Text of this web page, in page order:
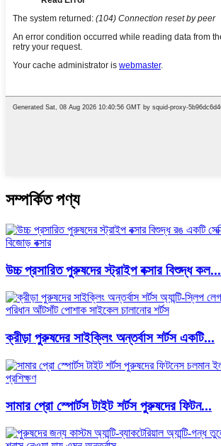
সম্পর্কিত পণ্য
উচ্চ প্রসারিত পুরুষদের স্ট্রাইপ বক্সার বিশুদ্ধ কল...
ক্রীড়া পুরুষদের সাইক্লিং অন্তর্বাস শর্টস একটি...
সামার প্রো স্পোর্টস টাইট শর্টস পুরুষদের ফিটন...